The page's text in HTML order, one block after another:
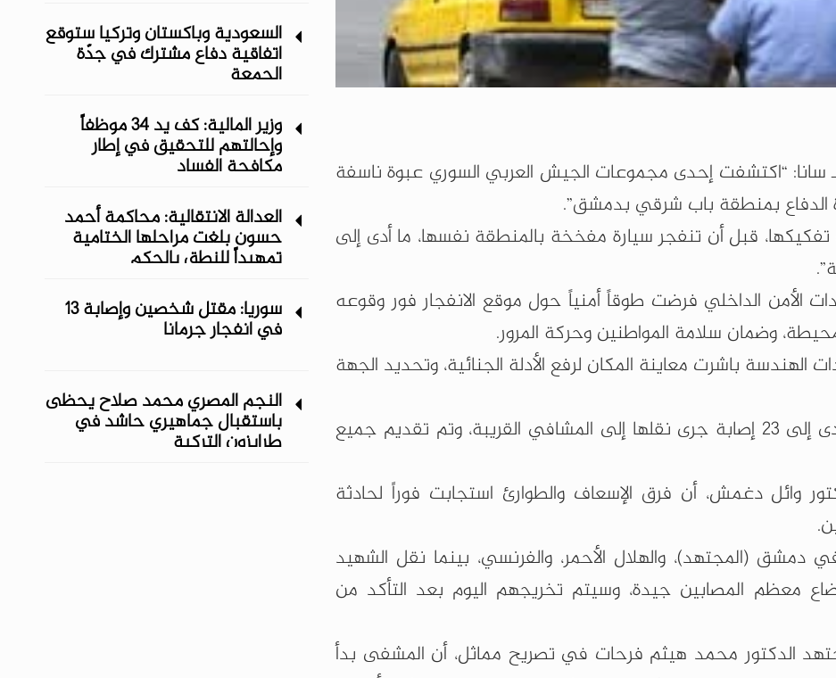
لـ سانا: “اكتشفت إحدى مجموعات الجيش العربي السوري عبوة ناسفة
الدفاع بمنطقة باب شرقي بدمشق”.
قبل أن تنفجر سيارة مفخخة بالمنطقة نفسها، ما أدى إلى
الأمن الداخلي فرضت طوقاً أمنياً حول ‏موقع الانفجار فور وقوعه
‏وضمان سلامة المواطنين وحركة المرور.‏
الهندسة باشرت معاينة المكان ‏لرفع الأدلة الجنائية، وتحديد الجهة
الدكتور نجيب النعسان لـ سانا، أن الانفجار أدى إلى 23 إصابة جرى نقلها إلى المشافي القريبة، وتم تقديم جميع
وائل دغمش، أن فرق الإسعاف والطوارئ استجابت فوراً لحادثة
(المجتهد)، والهلال الأحمر، والفرنسي، بينما نقل الشهيد
معظم المصابين جيدة، وسيتم تخريجهم اليوم بعد التأكد من
الدكتور محمد هيثم فرحات في تصريح مماثل، أن المشفى بدأ
السعودية وباكستان وتركيا ستوقع
اتفاقية دفاع مشترك في جدّة
الجمعة
وزير المالية: كف يد 34 موظفاً
وإحالتهم للتحقيق في إطار
مكافحة الفساد
العدالة الانتقالية: محاكمة أحمد
حسون بلغت مراحلها الختامية
تمهيداً للنطق بالحكم
سوريا: مقتل شخصين وإصابة 13
في انفجار جرمانا
النجم المصري محمد صلاح يحظى
باستقبال جماهيري حاشد في
طرابزون التركية